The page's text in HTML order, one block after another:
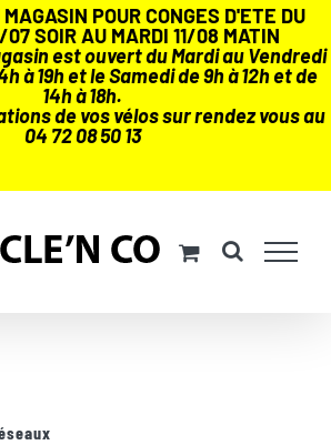
POUR CONGES D'ETE DU
07 SOIR AU MARDI 11/08 MATIN
est ouvert du Mardi au Vendredi
à 19h et le Samedi de 9h à 12h et de
14h à 18h.
de vos vélos sur rendez vous au
04 72 08 50 13